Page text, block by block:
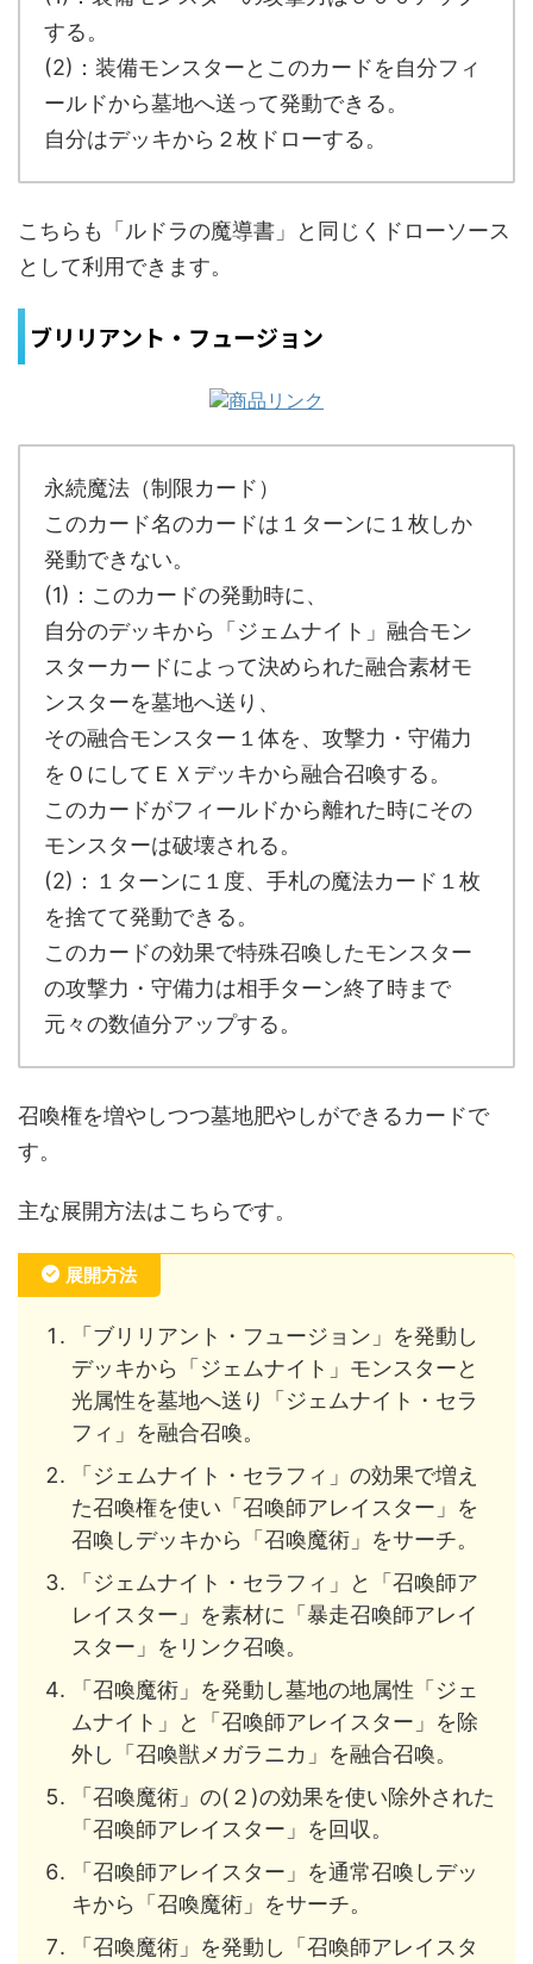
する。
(2)：装備モンスターとこのカードを自分フィ
ールドから墓地へ送って発動できる。
自分はデッキから２枚ドローする。
こちらも「ルドラの魔導書」と同じくドローソース
として利用できます。
ブリリアント・フュージョン
永続魔法（制限カード）
このカード名のカードは１ターンに１枚しか
発動できない。
(1)：このカードの発動時に、
自分のデッキから「ジェムナイト」融合モン
スターカードによって決められた融合素材モ
ンスターを墓地へ送り、
その融合モンスター１体を、攻撃力・守備力
を０にしてＥＸデッキから融合召喚する。
このカードがフィールドから離れた時にその
モンスターは破壊される。
(2)：１ターンに１度、手札の魔法カード１枚
を捨てて発動できる。
このカードの効果で特殊召喚したモンスター
の攻撃力・守備力は相手ターン終了時まで
元々の数値分アップする。
召喚権を増やしつつ墓地肥やしができるカードで
す。
主な展開方法はこちらです。
展開方法
「ブリリアント・フュージョン」を発動し
デッキから「ジェムナイト」モンスターと
光属性を墓地へ送り「ジェムナイト・セラ
フィ」を融合召喚。
「ジェムナイト・セラフィ」の効果で増え
た召喚権を使い「召喚師アレイスター」を
召喚しデッキから「召喚魔術」をサーチ。
「ジェムナイト・セラフィ」と「召喚師ア
レイスター」を素材に「暴走召喚師アレイ
スター」をリンク召喚。
「召喚魔術」を発動し墓地の地属性「ジェ
ムナイト」と「召喚師アレイスター」を除
外し「召喚獣メガラニカ」を融合召喚。
「召喚魔術」の(２)の効果を使い除外された
「召喚師アレイスター」を回収。
「召喚師アレイスター」を通常召喚しデッ
キから「召喚魔術」をサーチ。
「召喚魔術」を発動し「召喚師アレイスタ